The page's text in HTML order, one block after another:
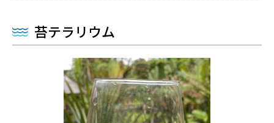
苔テラリウム